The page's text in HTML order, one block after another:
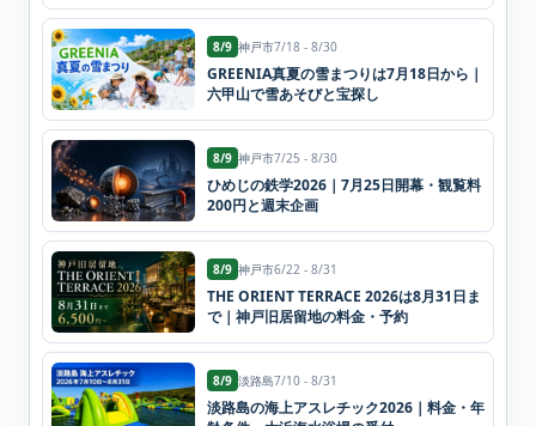
8/9 神戸市7/18 - 8/30
GREENIA真夏の雪まつりは7月18日から｜
六甲山で雪あそびと宝探し
8/9 神戸市7/25 - 8/30
ひめじの鉄学2026｜7月25日開幕・観覧料
200円と週末企画
8/9 神戸市6/22 - 8/31
THE ORIENT TERRACE 2026は8月31日ま
で｜神戸旧居留地の料金・予約
8/9 淡路島7/10 - 8/31
淡路島の海上アスレチック2026｜料金・年